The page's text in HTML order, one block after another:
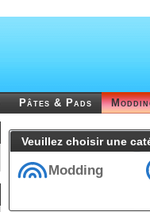
Pâtes & Pads
Veuillez choisir une
Modding